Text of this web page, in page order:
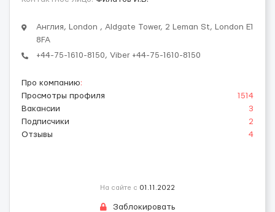
Англия, London , Aldgate Tower, 2 Leman St, London E1
8FA
+44-75-1610-8150, Viber +44-75-1610-8150
Про компанию:
Просмотры профиля
1514
Вакансии
3
Подписчики
2
Отзывы
4
На сайте с 01.11.2022
Заблокировать